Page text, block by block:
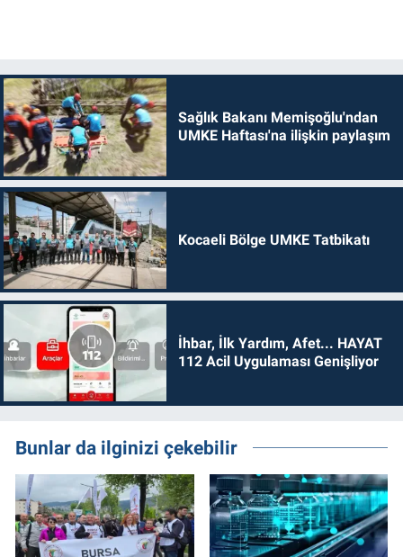
Sağlık Bakanı Memişoğlu'ndan
UMKE Haftası'na ilişkin paylaşım
Kocaeli Bölge UMKE Tatbikatı
İhbar, İlk Yardım, Afet... HAYAT
112 Acil Uygulaması Genişliyor
Bunlar da ilginizi çekebilir